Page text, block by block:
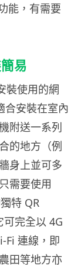
能，有需要
易
裝使用的網
合安裝在室內
附送一系列
的地方（例
身上並可多
需要使用
特 QR
完全以 4G
Fi 連線，即
田等地方亦